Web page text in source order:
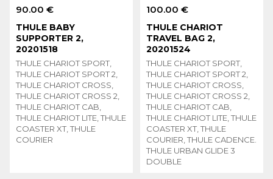
90.00 €
THULE BABY
SUPPORTER 2,
20201518
THULE CHARIOT SPORT,
THULE CHARIOT SPORT 2,
THULE CHARIOT CROSS,
THULE CHARIOT CROSS 2,
THULE CHARIOT CAB,
THULE CHARIOT LITE, THULE
COASTER XT, THULE
COURIER
100.00 €
THULE CHARIOT
TRAVEL BAG 2,
20201524
THULE CHARIOT SPORT,
THULE CHARIOT SPORT 2,
THULE CHARIOT CROSS,
THULE CHARIOT CROSS 2,
THULE CHARIOT CAB,
THULE CHARIOT LITE, THULE
COASTER XT, THULE
COURIER, THULE CADENCE.
THULE URBAN GLIDE 3
DOUBLE